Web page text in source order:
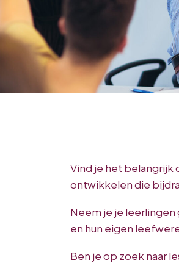
Vind je het belangrijk
ontwikkelen die
Neem je je leerlingen
en hun eigen
Ben je op zoek naar